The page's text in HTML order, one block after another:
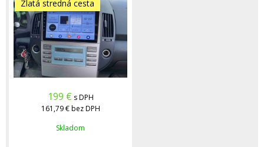
Zlatá stredná cesta
199 € s DPH
161,79 € bez DPH
Skladom